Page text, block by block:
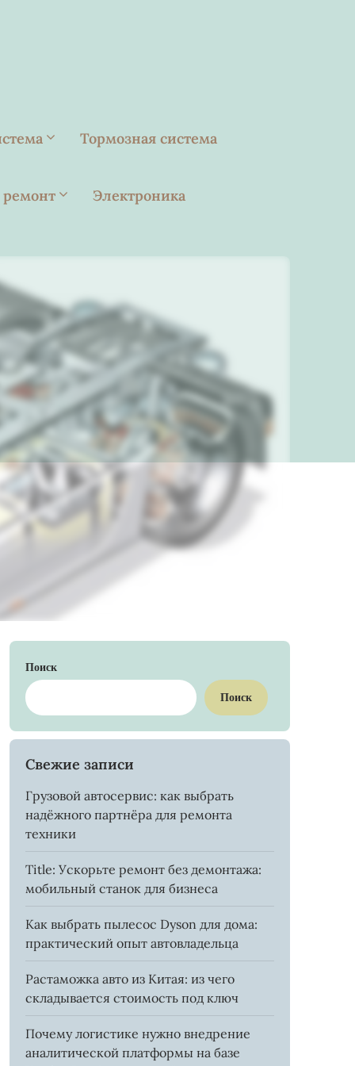
Тормозная система
ремонт Электроника
Поиск
Поиск
Свежие записи
Грузовой автосервис: как выбрать
надёжного партнёра для ремонта
техники
Title: Ускорьте ремонт без демонтажа:
мобильный станок для бизнеса
Как выбрать пылесос Dyson для дома:
практический опыт автовладельца
Растаможка авто из Китая: из чего
складывается стоимость под ключ
Почему логистике нужно внедрение
аналитической платформы на базе